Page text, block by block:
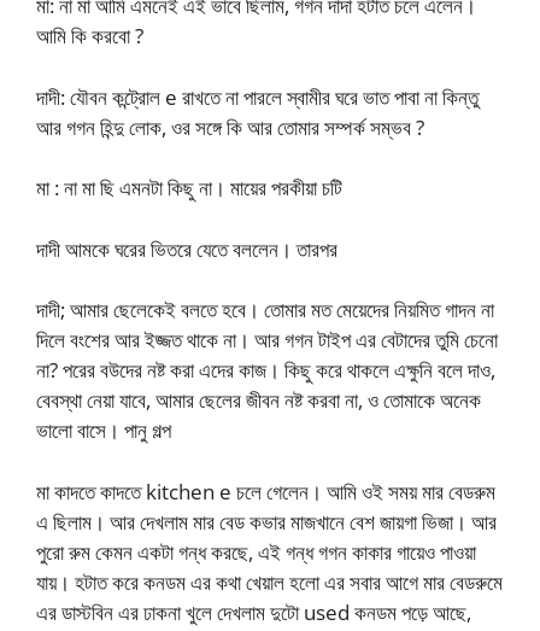
মা: না মা আমি এমনেই এই ভাবে ছিলাম, গগন দাদা হটাত চলে এলেন।
আমি কি করবো ?
দাদী: যৌবন কন্ট্রোল e রাখতে না পারলে স্বামীর ঘরে ভাত পাবা না কিন্তু
আর গগন হিন্দু লোক, ওর সঙ্গে কি আর তোমার সম্পর্ক সম্ভব ?
মা : না মা ছি এমনটা কিছু না। মায়ের পরকীয়া চটি
দাদী আমকে ঘরের ভিতরে যেতে বললেন। তারপর
দাদী; আমার ছেলেকেই বলতে হবে। তোমার মত মেয়েদের নিয়মিত গাদন না
দিলে বংশের আর ইজ্জত থাকে না। আর গগন টাইপ এর বেটাদের তুমি চেনো
না? পরের বউদের নষ্ট করা এদের কাজ। কিছু করে থাকলে এক্ষুনি বলে দাও,
বেবস্থা নেয়া যাবে, আমার ছেলের জীবন নষ্ট করবা না, ও তোমাকে অনেক
ভালো বাসে। পানু গল্প
মা কাদতে কাদতে kitchen e চলে গেলেন। আমি ওই সময় মার বেডরুম
এ ছিলাম। আর দেখলাম মার বেড কভার মাজখানে বেশ জায়গা ভিজা। আর
পুরো রুম কেমন একটা গন্ধ করছে, এই গন্ধ গগন কাকার গায়েও পাওয়া
যায়। হটাত করে কনডম এর কথা খেয়াল হলো এর সবার আগে মার বেডরুমে
এর ডাস্টবিন এর ঢাকনা খুলে দেখলাম দুটো used কনডম পড়ে আছে,